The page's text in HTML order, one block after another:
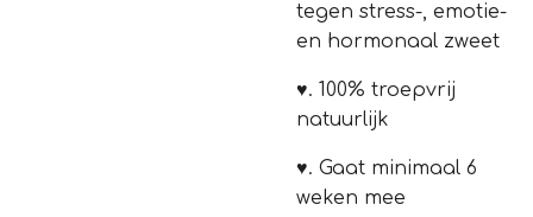
tegen stress-, emotie-
en hormonaal zweet
♥. 100% troepvrij
natuurlijk
♥. Gaat minimaal 6
weken mee